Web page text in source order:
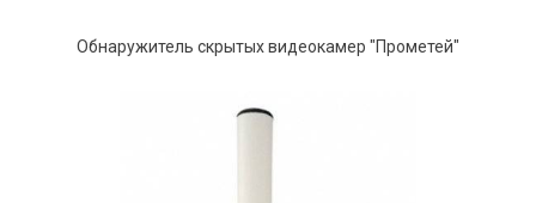
Обнаружитель скрытых видеокамер "Прометей"